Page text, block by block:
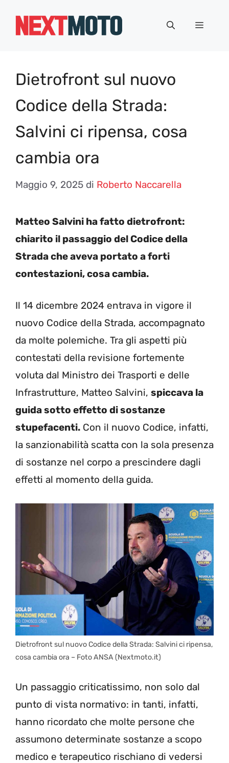
Menu
Dietrofront sul nuovo
Codice della Strada:
Salvini ci ripensa, cosa
cambia ora
Maggio 9, 2025 di Roberto Naccarella
Matteo Salvini ha fatto dietrofront:
chiarito il passaggio del Codice della
Strada che aveva portato a forti
contestazioni, cosa cambia.
Il 14 dicembre 2024 entrava in vigore il
nuovo Codice della Strada, accompagnato
da molte polemiche. Tra gli aspetti più
contestati della revisione fortemente
voluta dal Ministro dei Trasporti e delle
Infrastrutture, Matteo Salvini, spiccava la
guida sotto effetto di sostanze
stupefacenti. Con il nuovo Codice, infatti,
la sanzionabilità scatta con la sola presenza
di sostanze nel corpo a prescindere dagli
effetti al momento della guida.
Dietrofront sul nuovo Codice della Strada: Salvini ci ripensa,
cosa cambia ora – Foto ANSA (Nextmoto.it)
Un passaggio criticatissimo, non solo dal
punto di vista normativo: in tanti, infatti,
hanno ricordato che molte persone che
assumono determinate sostanze a scopo
medico e terapeutico rischiano di vedersi